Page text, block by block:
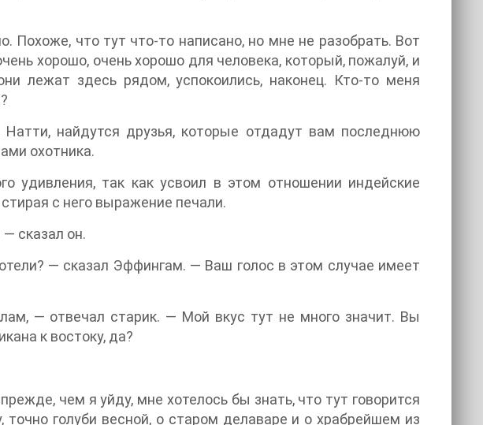
Похоже, что тут что-то написано, но мне не разобрать. Вот
хорошо, очень хорошо для человека, который, пожалуй, и
лежат здесь рядом, успокоились, наконец. Кто-то меня
найдутся друзья, которые отдадут вам последнюю
охотника.
удивления, так как усвоил в этом отношении индейские
с него выражение печали.
сказал он.
— сказал Эффингам. — Ваш голос в этом случае имеет
— отвечал старик. — Мой вкус тут не много значит. Вы
к востоку, да?
чем я уйду, мне хотелось бы знать, что тут говорится
голуби весной, о старом делаваре и о храбрейшем из